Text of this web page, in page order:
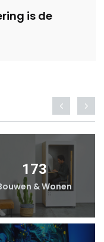
is de
173
& Wonen